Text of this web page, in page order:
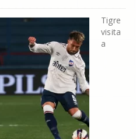
Tigre
visita
a